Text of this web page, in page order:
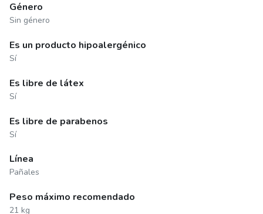
Género
Sin género
Es un producto hipoalergénico
Sí
Es libre de látex
Sí
Es libre de parabenos
Sí
Línea
Pañales
Peso máximo recomendado
21 kg